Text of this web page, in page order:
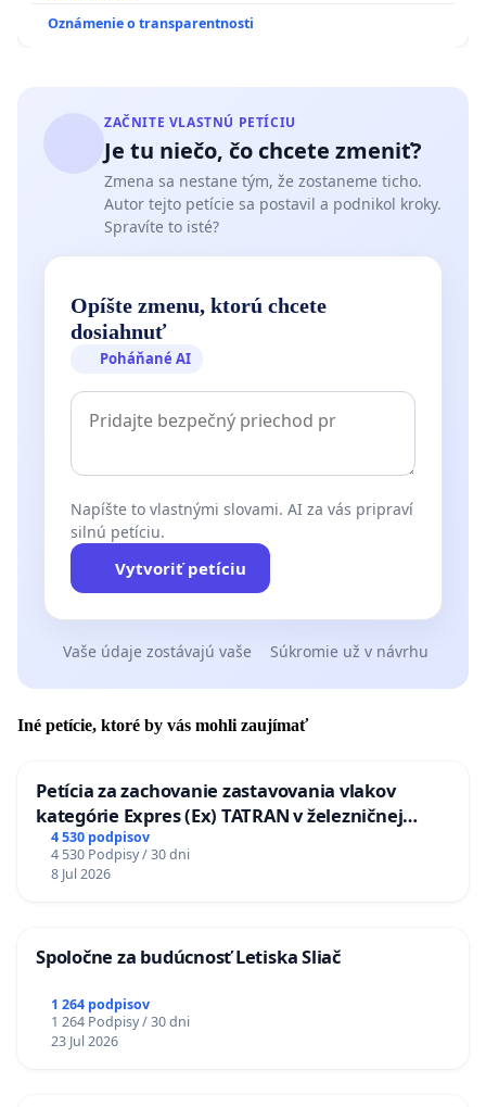
Oznámenie o transparentnosti
ZAČNITE VLASTNÚ PETÍCIU
Je tu niečo, čo chcete zmeniť?
Zmena sa nestane tým, že zostaneme ticho.
Autor tejto petície sa postavil a podnikol kroky.
Spravíte to isté?
Opíšte zmenu, ktorú chcete
dosiahnuť
Poháňané AI
Napíšte to vlastnými slovami. AI za vás pripraví
silnú petíciu.
Vytvoriť petíciu
Vaše údaje zostávajú vaše Súkromie už v návrhu
Iné petície, ktoré by vás mohli zaujímať
Petícia za zachovanie zastavovania vlakov
kategórie Expres (Ex) TATRAN v železničnej
stanici Púchov
4 530 podpisov
4 530 Podpisy / 30 dni
8 Jul 2026
Spoločne za budúcnosť Letiska Sliač
1 264 podpisov
1 264 Podpisy / 30 dni
23 Jul 2026